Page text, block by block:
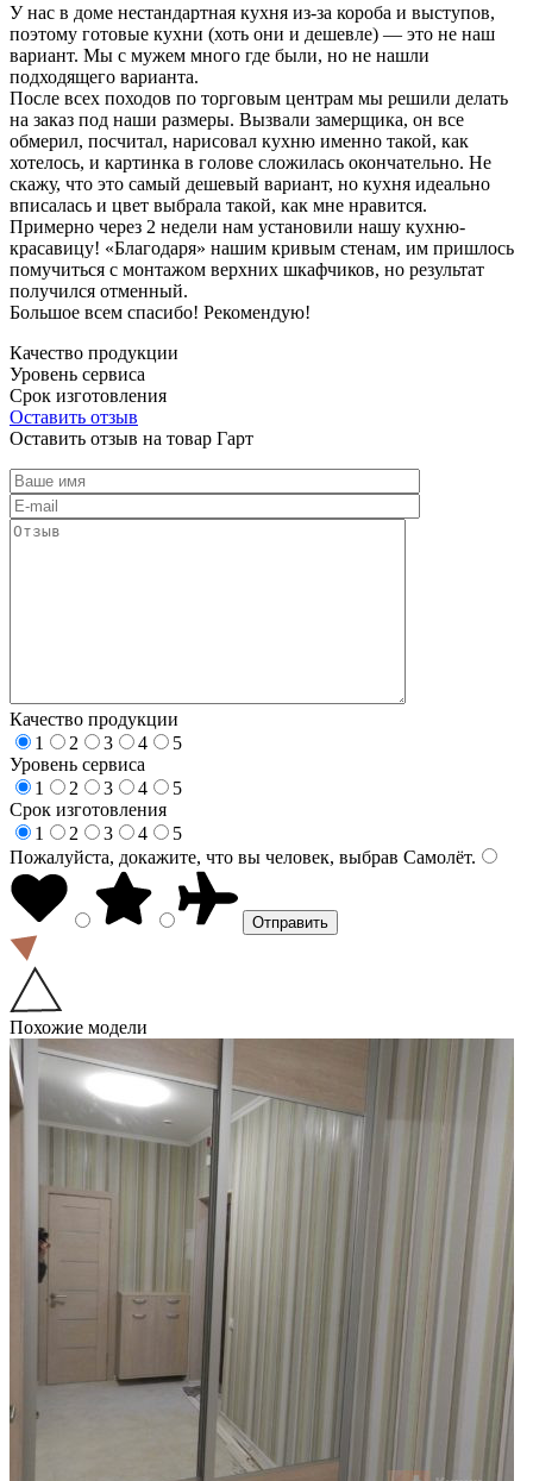
У нас в доме нестандартная кухня из-за короба и выступов,
поэтому готовые кухни (хоть они и дешевле) — это не наш
вариант. Мы с мужем много где были, но не нашли
подходящего варианта.
После всех походов по торговым центрам мы решили делать
на заказ под наши размеры. Вызвали замерщика, он все
обмерил, посчитал, нарисовал кухню именно такой, как
хотелось, и картинка в голове сложилась окончательно. Не
скажу, что это самый дешевый вариант, но кухня идеально
вписалась и цвет выбрала такой, как мне нравится.
Примерно через 2 недели нам установили нашу кухню-
красавицу! «Благодаря» нашим кривым стенам, им пришлось
помучиться с монтажом верхних шкафчиков, но результат
получился отменный.
Большое всем спасибо! Рекомендую!
Качество продукции
Уровень сервиса
Срок изготовления
Оставить отзыв
Оставить отзыв на товар Гарт
Качество продукции
1
2 3 4
5
Уровень сервиса
1
2 3 4
5
Срок изготовления
1
2 3 4
5
Пожалуйста, докажите, что вы человек, выбрав Самолёт.
Похожие модели